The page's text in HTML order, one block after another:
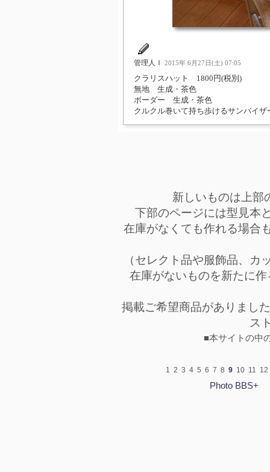
管理人Ｉ 2015年 6月27日(土) 07:05
クラリスハット 1800円(税別)
無地 生成・茶色
ボーダー 生成・茶色
クルクル巻いて持ち歩けるサンバイザ
新しいものは上部
下部のページには型見本
在庫がなくても作れる場合
（セレクト品や服飾品、
在庫がないものを新たに
掲載ご希望商品がありまし
ス
■本サイトの中
1 2 3 4 5 6 7 8 9 10 11 12
Photo BBS+